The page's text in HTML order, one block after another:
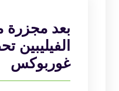
بعد مجزرة
الفيليبين
غوربوكس